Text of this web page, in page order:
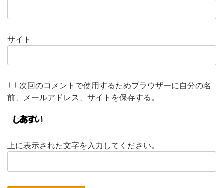
サイト
次回のコメントで使用するためブラウザーに自分の名
前、メールアドレス、サイトを保存する。
上に表示された文字を入力してください。